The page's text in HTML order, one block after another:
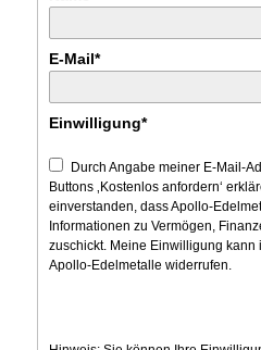
E-Mail*
Einwilligung*
Durch Angabe meiner E-Mail-
Buttons ‚Kostenlos anfordern‘
einverstanden, dass Apollo-
Informationen zu Vermögen,
zuschickt. Meine Einwilligung
Apollo-Edelmetalle widerrufen.